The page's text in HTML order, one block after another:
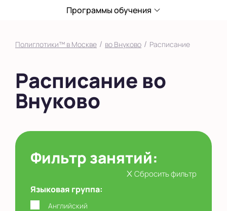
ЖК Прокшино
Якиманка
в Южном Бутово
на Домодедовской
на Коломенской
в Московской
области
55
Программы обучения
Полиглотики™ в Москве / во Внуково / Расписание
Расписание во
Внуково
Фильтр занятий:
xСбросить фильтр
Языковая группа:
Английский